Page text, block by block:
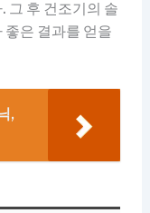
그 후 건조기의 솔
좋은 결과를 얻을
,